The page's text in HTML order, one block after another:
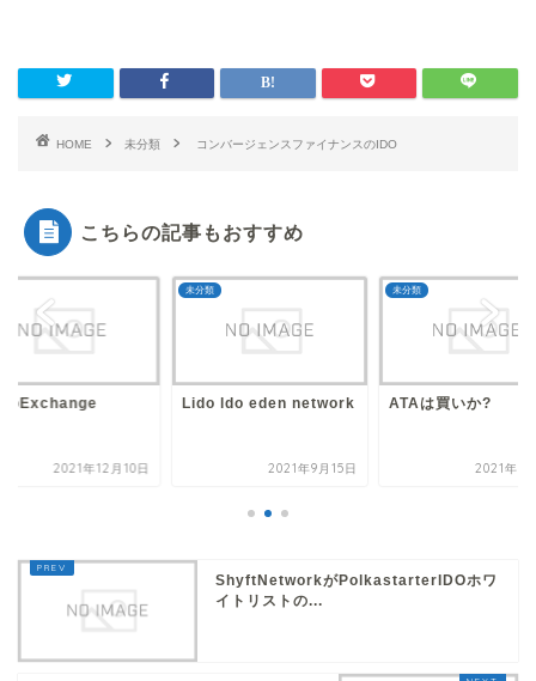
HOME 未分類 コンバージェンスファイナンスのIDO
こちらの記事もおすすめ
ldo eden network
2021年9月15日
未分類
ATAは買いか?
2021年7月31日
未分類
rangoExchange
2021年12
ShyftNetworkがPolkastarterIDOホワ
イトリストの...